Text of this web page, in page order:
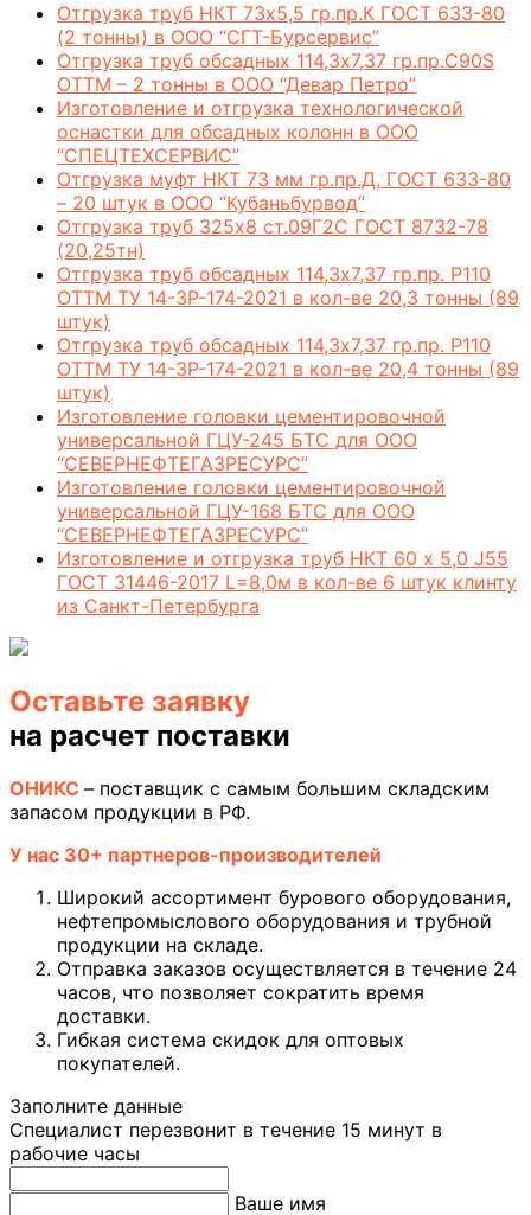
Отгрузка труб НКТ 73х5,5 гр.пр.К ГОСТ 633-80
(2 тонны) в ООО “СГТ-Бурсервис”
Отгрузка труб обсадных 114,3х7,37 гр.пр.C90S
ОТТМ – 2 тонны в ООО “Девар Петро”
Изготовление и отгрузка технологической
оснастки для обсадных колонн в ООО
“СПЕЦТЕХСЕРВИС”
Отгрузка муфт НКТ 73 мм гр.пр.Д, ГОСТ 633-80
– 20 штук в ООО “Кубаньбурвод”
Отгрузка труб 325х8 ст.09Г2С ГОСТ 8732-78
(20,25тн)
Отгрузка труб обсадных 114,3х7,37 гр.пр. Р110
ОТТМ ТУ 14-3Р-174-2021 в кол-ве 20,3 тонны (89
штук)
Отгрузка труб обсадных 114,3х7,37 гр.пр. Р110
ОТТМ ТУ 14-3Р-174-2021 в кол-ве 20,4 тонны (89
штук)
Изготовление головки цементировочной
универсальной ГЦУ-245 БТС для ООО
“СЕВЕРНЕФТЕГАЗРЕСУРС”
Изготовление головки цементировочной
универсальной ГЦУ-168 БТС для ООО
“СЕВЕРНЕФТЕГАЗРЕСУРС”
Изготовление и отгрузка труб НКТ 60 х 5,0 J55
ГОСТ 31446-2017 L=8,0м в кол-ве 6 штук клинту
из Санкт-Петербурга
Оставьте заявку
на расчет поставки
ОНИКС – поставщик с самым большим складским
запасом продукции в РФ.
У нас 30+ партнеров-производителей
Широкий ассортимент бурового оборудования,
нефтепромыслового оборудования и трубной
продукции на складе.
Отправка заказов осуществляется в течение 24
часов, что позволяет сократить время
доставки.
Гибкая система скидок для оптовых
покупателей.
Заполните данные
Специалист перезвонит в течение 15 минут в
рабочие часы
Ваше имя